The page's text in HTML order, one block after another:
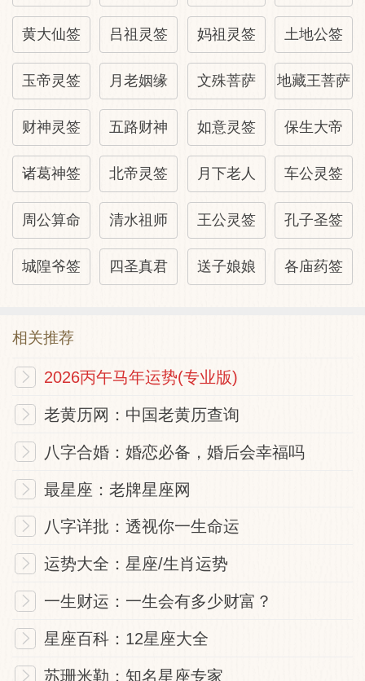
有终。
家庭：家宅平安，子女很听话。
姻缘：对方正在发现您的才华和品德，不必
自吹。
移居：新环境肯定比现在好，设法搬迁或改
改风水。
名誉：辛苦多年，终于有出头之日了。
健康：凡事量力而为，不要操劳过度。
友谊：新相识的朋友在不知不觉中帮了您一
个大忙。
黄大仙签 吕祖灵签 妈祖灵签 土地公签
玉帝灵签 月老姻缘 文殊菩萨 地藏王菩萨
财神灵签 五路财神 如意灵签 保生大帝
诸葛神签 北帝灵签 月下老人 车公灵签
周公算命 清水祖师 王公灵签 孔子圣签
城隍爷签 四圣真君 送子娘娘 各庙药签
相关推荐
2026丙午马年运势(专业版)
老黄历网：中国老黄历查询
八字合婚：婚恋必备，婚后会幸福吗
最星座：老牌星座网
八字详批：透视你一生命运
运势大全：星座/生肖运势
一生财运：一生会有多少财富？
星座百科：12星座大全
苏珊米勒：知名星座专家